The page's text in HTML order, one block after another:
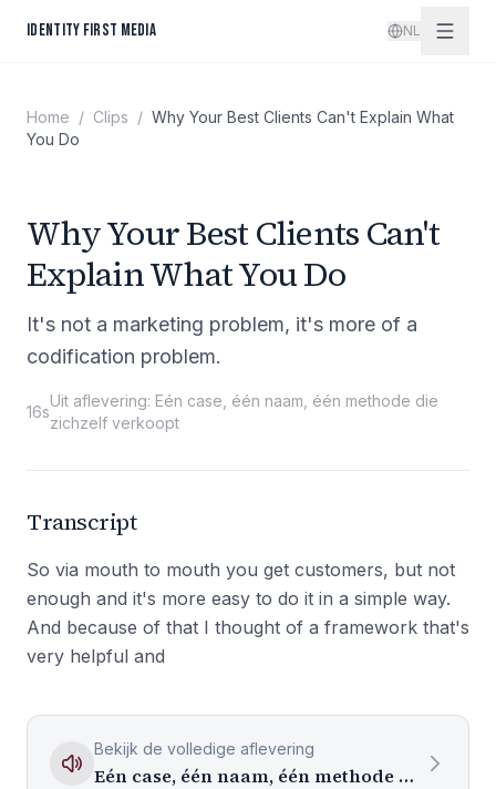
IDENTITY FIRST MEDIA NL
Home / Clips / Why Your Best Clients Can't Explain What
You Do
Why Your Best Clients Can't
Explain What You Do
It's not a marketing problem, it's more of a
codification problem.
16s
Uit aflevering: Eén case, één naam, één methode die
zichzelf verkoopt
Transcript
So via mouth to mouth you get customers, but not
enough and it's more easy to do it in a simple way.
And because of that I thought of a framework that's
very helpful and
Bekijk de volledige aflevering
Eén case, één naam, één methode die zichzelf verkoopt